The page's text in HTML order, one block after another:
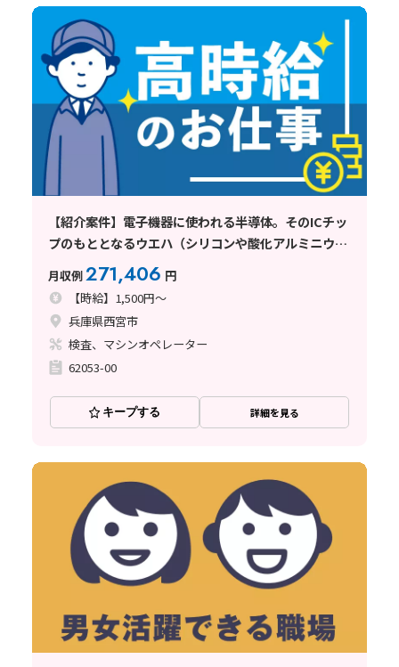
【紹介案件】電子機器に使われる半導体。そのICチッ
プのもととなるウエハ（シリコンや酸化アルミニウム
製）の製造機械オペレーター
月収例271,406 円
【時給】1,500円～
兵庫県西宮市
検査、マシンオペレーター
62053-00
キープする 詳細を見る